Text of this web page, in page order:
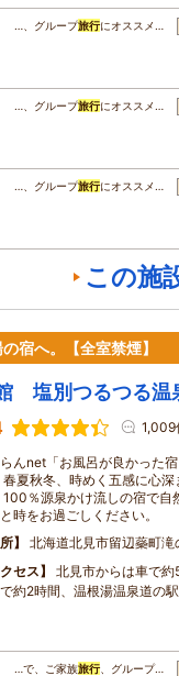
…、グループ旅行にオススメ…
…、グループ旅行にオススメ…
…、グループ旅行にオススメ…
この施
宿へ。【全室禁煙】
塩別つるつる温
1,009
んnet「お風呂が良かった
春夏秋冬、時めく五感に心
100％源泉かけ流しの宿で自
時をお過ごしください。
北海道北見市留辺蘂町滝
セス
北見市からは車で
約2時間、温根湯温泉道の
…で、ご家族旅行、グループ…